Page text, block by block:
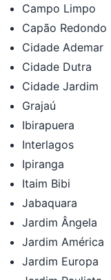
Campo Limpo
Capão Redondo
Cidade Ademar
Cidade Dutra
Cidade Jardim
Grajaú
Ibirapuera
Interlagos
Ipiranga
Itaim Bibi
Jabaquara
Jardim Ângela
Jardim América
Jardim Europa